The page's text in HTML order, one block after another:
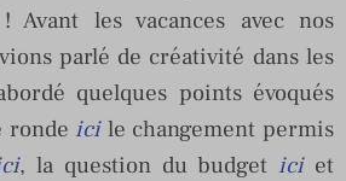
Avant les vacances avec nos
parlé de créativité dans les
quelques points évoqués
ronde icile changement permis
, la question du budget iciet